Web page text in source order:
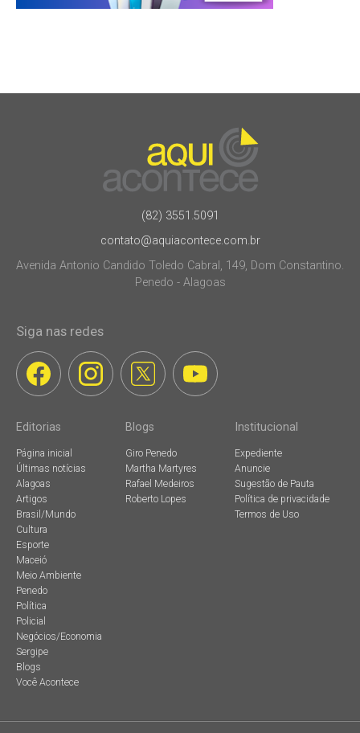
(82) 3551.5091
contato@aquiacontece.com.br
Avenida Antonio Candido Toledo Cabral, 149, Dom Constantino.
Penedo - Alagoas
Siga nas redes
Editorias
Página inicial
Últimas notícias
Alagoas
Artigos
Brasil/Mundo
Cultura
Esporte
Maceió
Meio Ambiente
Penedo
Política
Policial
Negócios/Economia
Sergipe
Blogs
Você Acontece
Blogs
Giro Penedo
Martha Martyres
Rafael Medeiros
Roberto Lopes
Institucional
Expediente
Anuncie
Sugestão de Pauta
Política de privacidade
Termos de Uso